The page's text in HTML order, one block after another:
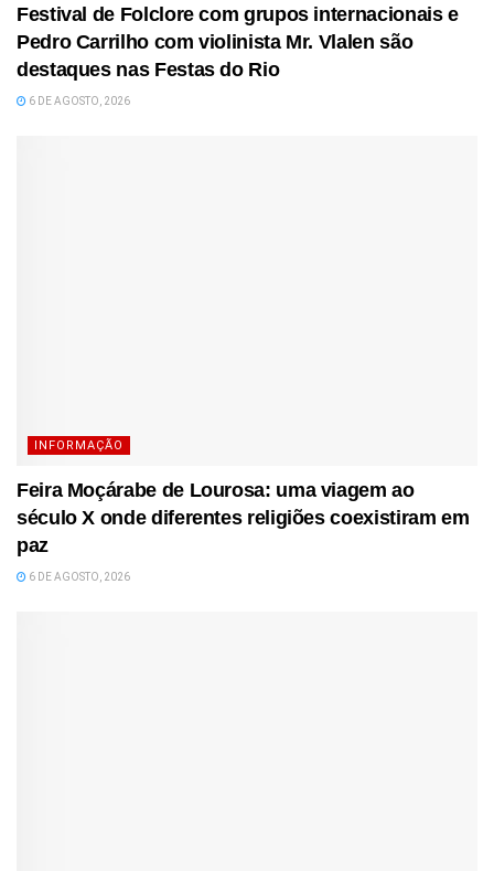
Festival de Folclore com grupos internacionais e
Pedro Carrilho com violinista Mr. Vlalen são
destaques nas Festas do Rio
6 DE AGOSTO, 2026
INFORMAÇÃO
Feira Moçárabe de Lourosa: uma viagem ao
século X onde diferentes religiões coexistiram em
paz
6 DE AGOSTO, 2026